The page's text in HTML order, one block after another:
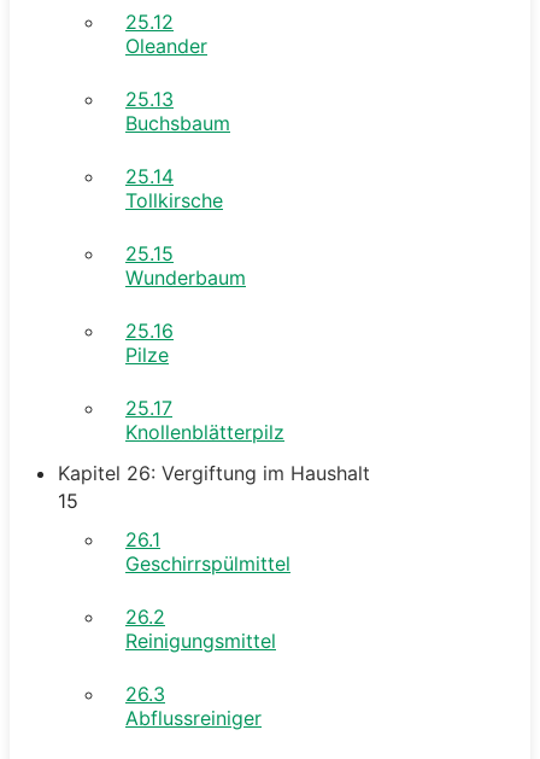
25.12
Oleander
25.13
Buchsbaum
25.14
Tollkirsche
25.15
Wunderbaum
25.16
Pilze
25.17
Knollenblätterpilz
Kapitel 26: Vergiftung im Haushalt
15
26.1
Geschirrspülmittel
26.2
Reinigungsmittel
26.3
Abflussreiniger